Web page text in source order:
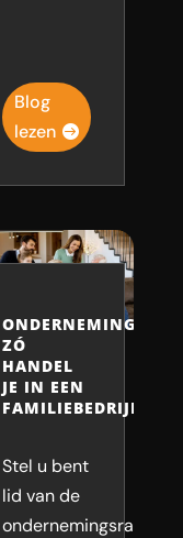
Blog
lezen
ZÓ
HANDEL
JE IN EEN
FAMILIEBEDRIJF!
Stel u bent
lid van de
ondernemingsraad